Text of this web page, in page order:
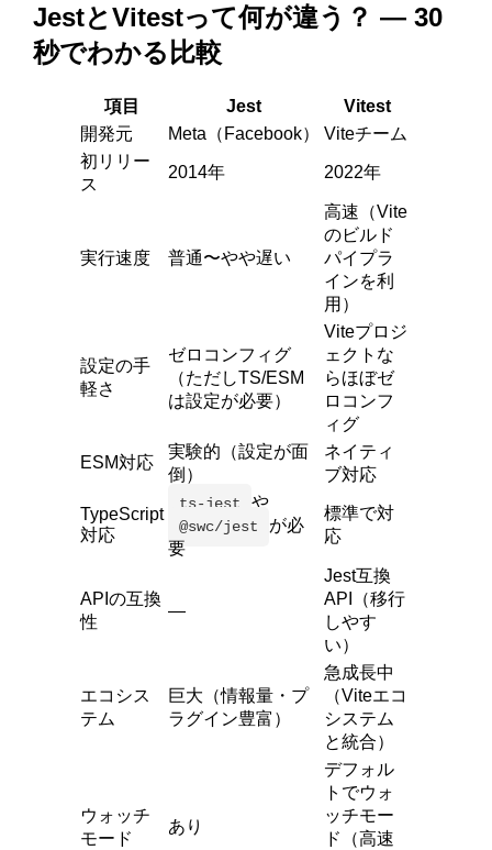
JestとVitestって何が違う？ ― 30
秒でわかる比較
項目 Jest
Vitest
開発元
Meta（Facebook）
Viteチーム
初リリー
ス
2014年 2022年
実行速度 普通〜やや遅い
高速（Vite
のビルド
パイプラ
インを利
用）
設定の手
軽さ
ゼロコンフィグ
（ただしTS/ESM
は設定が必要）
Viteプロジ
ェクトな
らほぼゼ
ロコンフ
ィグ
ESM対応
実験的（設定が面
倒）
ネイティ
ブ対応
TypeScript
対応
ts-jest や
@swc/jest
が必
要
標準で対
応
APIの互換
性
―
Jest互換
API（移行
しやす
い）
エコシス
テム
巨大（情報量・プ
ラグイン豊富）
急成長中
（Viteエコ
システム
と統合）
ウォッチ
モード
あり
デフォル
トでウォ
ッチモー
ド（高速